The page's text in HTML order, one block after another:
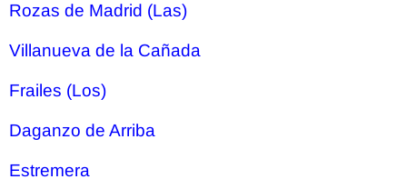
Rozas de Madrid (Las)
Villanueva de la Cañada
Frailes (Los)
Daganzo de Arriba
Estremera